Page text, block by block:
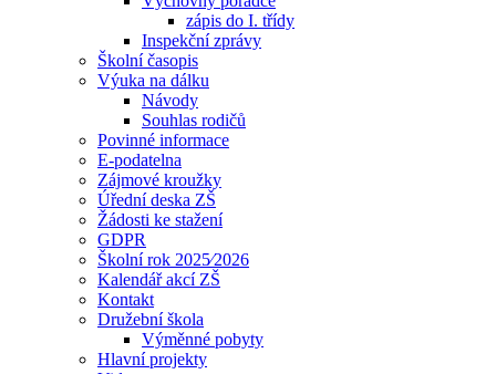
zápis do I. třídy
Inspekční zprávy
Školní časopis
Výuka na dálku
Návody
Souhlas rodičů
Povinné informace
E-podatelna
Zájmové kroužky
Úřední deska ZŠ
Žádosti ke stažení
GDPR
Školní rok 2025⁄2026
Kalendář akcí ZŠ
Kontakt
Družební škola
Výměnné pobyty
Hlavní projekty